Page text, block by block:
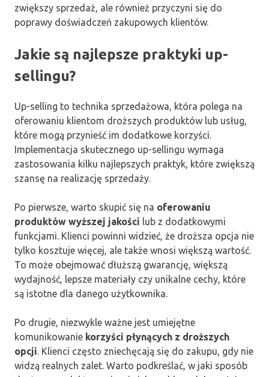
zwiększy sprzedaż, ale również przyczyni się do
poprawy doświadczeń zakupowych klientów.
Jakie są najlepsze praktyki up-
sellingu?
Up-selling to technika sprzedażowa, która polega na
oferowaniu klientom droższych produktów lub usług,
które mogą przynieść im dodatkowe korzyści.
Implementacja skutecznego up-sellingu wymaga
zastosowania kilku najlepszych praktyk, które zwiększą
szansę na realizację sprzedaży.
Po pierwsze, warto skupić się na oferowaniu
produktów wyższej jakości lub z dodatkowymi
funkcjami. Klienci powinni widzieć, że droższa opcja nie
tylko kosztuje więcej, ale także wnosi większą wartość.
To może obejmować dłuższą gwarancję, większą
wydajność, lepsze materiały czy unikalne cechy, które
są istotne dla danego użytkownika.
Po drugie, niezwykle ważne jest umiejętne
komunikowanie korzyści płynących z droższych
opcji . Klienci często zniechęcają się do zakupu, gdy nie
widzą realnych zalet. Warto podkreślać, w jaki sposób